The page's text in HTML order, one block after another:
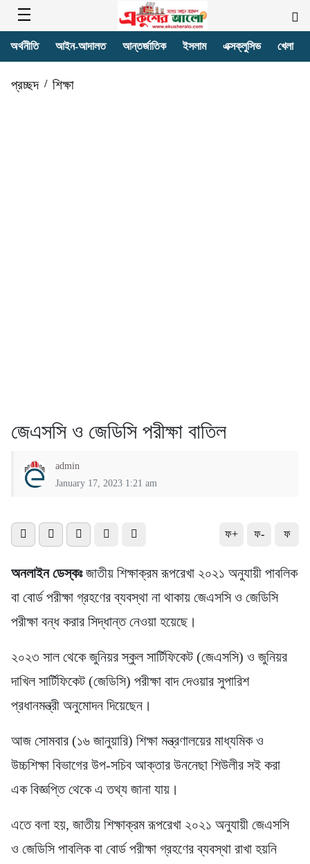
অর্থনীতি আইন-আদালত আন্তর্জাতিক ইসলাম এক্সক্লুসিভ খেলা
প্রচ্ছদ/ শিক্ষা
জেএসসি ও জেডিসি পরীক্ষা বাতিল
admin
January 17, 2023 1:21 am
ফ+ ফ- ফ
অনলাইন ডেস্কঃজাতীয় শিক্ষাক্রম রূপরেখা ২০২১ অনুযায়ী পাবলিক
বা বোর্ড পরীক্ষা গ্রহণের ব্যবস্থা না থাকায় জেএসসি ও জেডিসি
পরীক্ষা বন্ধ করার সিদ্ধান্ত নেওয়া হয়েছে।
২০২৩ সাল থেকে জুনিয়র স্কুল সার্টিফিকেট (জেএসসি) ও জুনিয়র
দাখিল সার্টিফিকেট (জেডিসি) পরীক্ষা বাদ দেওয়ার সুপারিশ
প্রধানমন্ত্রী অনুমোদন দিয়েছেন।
আজ সোমবার (১৬ জানুয়ারি) শিক্ষা মন্ত্রণালয়ের মাধ্যমিক ও
উচ্চশিক্ষা বিভাগের উপ-সচিব আক্তার উননেছা শিউলীর সই করা
এক বিজ্ঞপ্তি থেকে এ তথ্য জানা যায়।
এতে বলা হয়, জাতীয় শিক্ষাক্রম রূপরেখা ২০২১ অনুযায়ী জেএসসি
ও জেডিসি পাবলিক বা বোর্ড পরীক্ষা গ্রহণের ব্যবস্থা রাখা হয়নি